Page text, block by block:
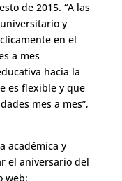
de 2015. “A las
y
en el
a mes
hacia la
es flexible y que
mes a mes”,
académica y
el aniversario del
web: